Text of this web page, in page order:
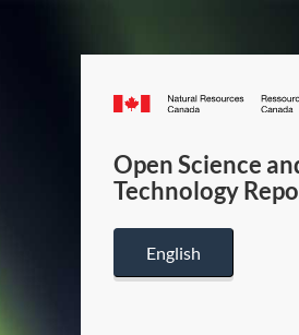
Canada.ca
Open Science
Technology
English